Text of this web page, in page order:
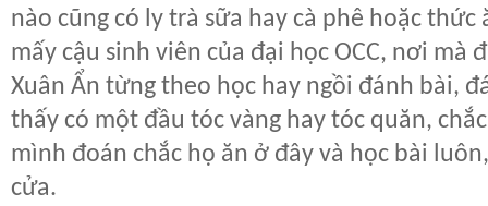
nào cũng có ly trà sữa hay cà phê hoặc
mấy cậu sinh viên của đại học OCC, nơi mà
Xuân Ẩn từng theo học hay ngồi đánh bài,
thấy có một đầu tóc vàng hay tóc quăn,
mình đoán chắc họ ăn ở đây và học bài
cửa.